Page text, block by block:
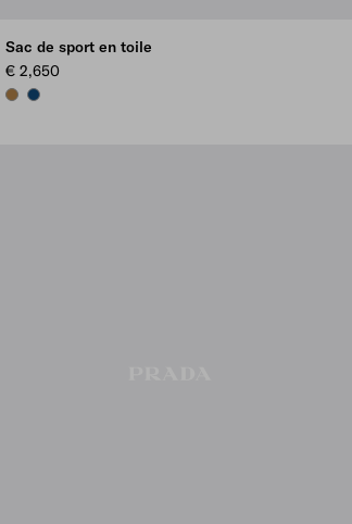
Sac de sport en toile
€ 2,650
TABACCO
BALTIC BLUE